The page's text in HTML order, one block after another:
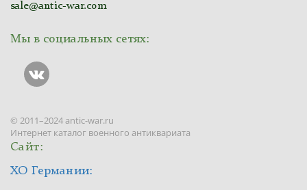
sale@antic-war.com
Мы в социальных сетях:
© 2011–2024 antic-war.ru
Интернет каталог военного антиквариата
Сайт:
ХО Германии: